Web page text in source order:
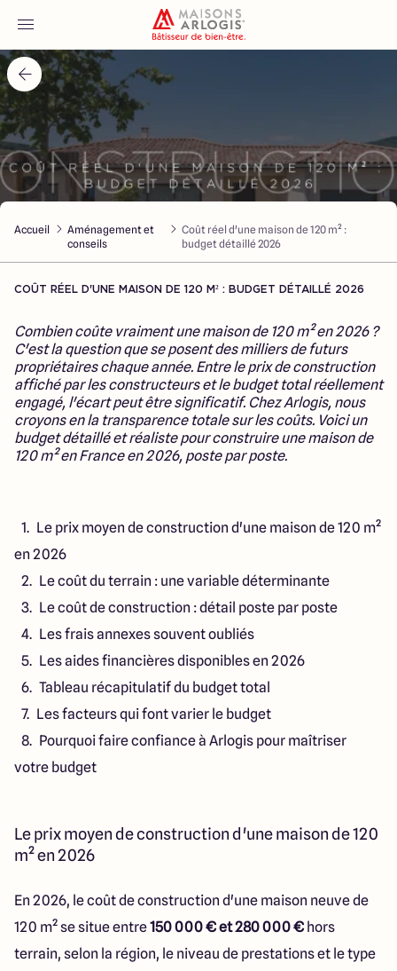
Accueil
Nos maisons
Nos annonces
Votre projet
Qui sommes-nous
Maisons ARLOGIS Lyon Est
151 route de Grenoble
69800 Saint Priest
Accueil
Aménagement et
conseils
Coût réel d'une maison de 120 m² :
budget détaillé 2026
COÛT RÉEL D'UNE MAISON DE 120 M² : BUDGET DÉTAILLÉ 2026
Combien coûte vraiment une maison de 120 m² en 2026 ?
C'est la question que se posent des milliers de futurs
propriétaires chaque année. Entre le prix de construction
affiché par les constructeurs et le budget total réellement
engagé, l'écart peut être significatif. Chez Arlogis, nous
croyons en la transparence totale sur les coûts. Voici un
budget détaillé et réaliste pour construire une maison de
120 m² en France en 2026, poste par poste.
Le prix moyen de construction d'une maison de 120 m²
en 2026
Le coût du terrain : une variable déterminante
Le coût de construction : détail poste par poste
Les frais annexes souvent oubliés
Les aides financières disponibles en 2026
Tableau récapitulatif du budget total
Les facteurs qui font varier le budget
Pourquoi faire confiance à Arlogis pour maîtriser
votre budget
Le prix moyen de construction d'une maison de 120
m² en 2026
En 2026, le coût de construction d'une maison neuve de
120 m² se situe entre150 000 € et 280 000 € hors
terrain, selon la région, le niveau de prestations et le type